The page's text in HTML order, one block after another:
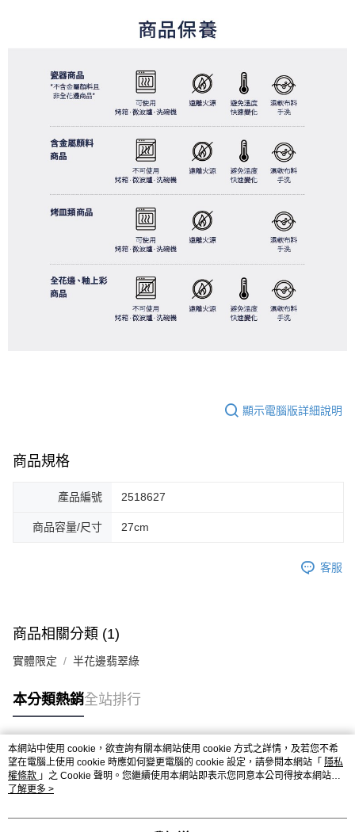
顯示電腦版詳細說明
商品規格
產品編號 2518627
商品容量/尺寸 27cm
客服
商品相關分類 (1)
實體限定 半花邊翡翠綠
本分類熱銷全站排行
熱門標籤
本網站中使用 cookie，欲查詢有關本網站使用 cookie 方式之詳情，及若您不希
望在電腦上使用 cookie 時應如何變更電腦的 cookie 設定，請參閱本網站「 隱私
權條款 」之 Cookie 聲明。您繼續使用本網站即表示您同意本公司得按本網站使
用條款之 Cookie 聲明使用 cookie。
了解更多 >